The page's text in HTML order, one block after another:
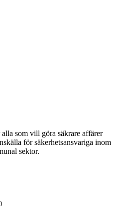
som vill göra säkrare affärer
för säkerhets­ansvariga inom
sektor.